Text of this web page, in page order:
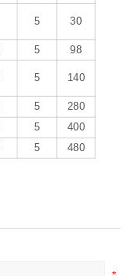
5 30
5
98
5 140
5 280
5
400
5 480